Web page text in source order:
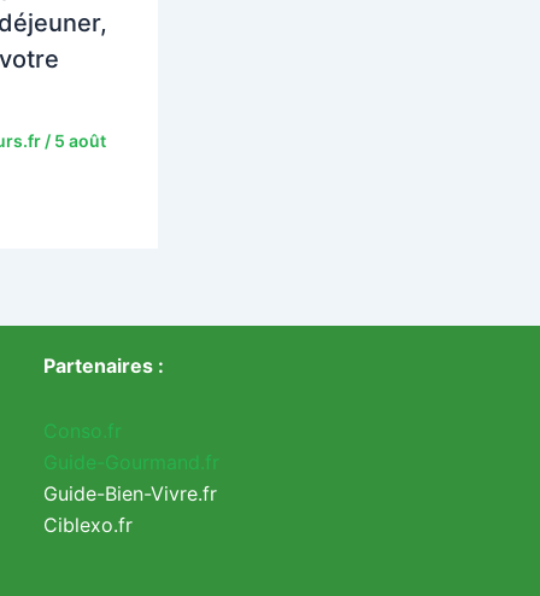
/ 5 août
Partenaires :
Conso.fr
Guide-Gourmand.fr
Guide-Bien-Vivre.fr
Ciblexo.fr